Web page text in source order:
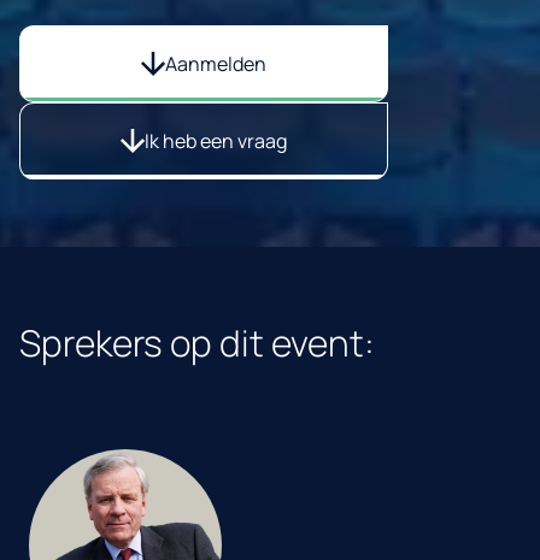
Aanmelden
Ik heb een vraag
Sprekers op dit event: